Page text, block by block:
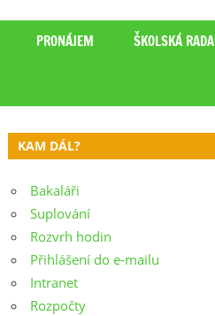
PRONÁJEM ŠKOLSKÁ RADA
KAM DÁL?
Bakaláři
Suplování
Rozvrh hodin
Přihlášení do e-mailu
Intranet
Rozpočty